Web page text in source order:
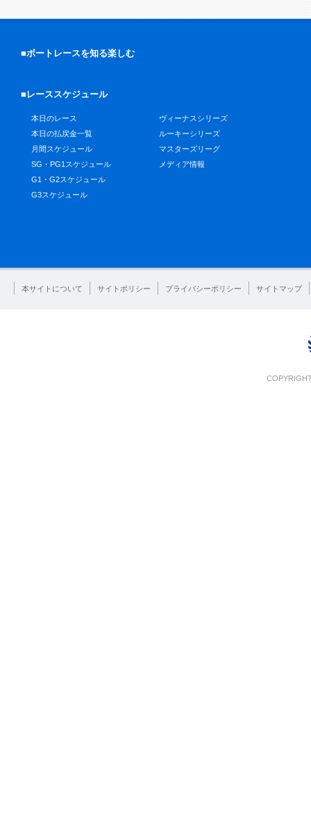
■ボートレースを知る楽しむ
■レーススケジュール
本日のレース
本日の払戻金一覧
月間スケジュール
SG・PG1スケジュール
G1・G2スケジュール
G3スケジュール
ヴィーナスシリーズ
ルーキーシリーズ
マスターズリーグ
メディア情報
本サイトについて サイトポリシー プライバシーポリシー サイトマップ